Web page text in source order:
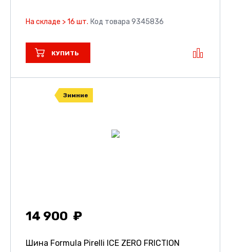
На складе > 16 шт. Код товара 9345836
КУПИТЬ
Зимние
14 900
Шина Formula Pirelli ICE ZERO FRICTION